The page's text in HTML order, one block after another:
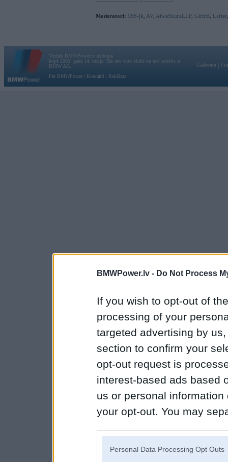
BMWPower.lv - Do Not Process
If you wish to opt-out of
processing of your
targeted advertising by
section to confirm your
opt-out request is
interest-based ads based
us or personal
your opt-out. You may
Personal Data Processing Opt Outs
Moderatori: 968-jk AV AiwaShuraLLP, GirtzB Lafter
Vortāls BMWPower.lv darbojas
kopš 2002. gada 14. maija. Tas nav auto klubs un nav saistīts ar
BMW AG.
Par BMWPower
Kontakti Reklāma
Galvena